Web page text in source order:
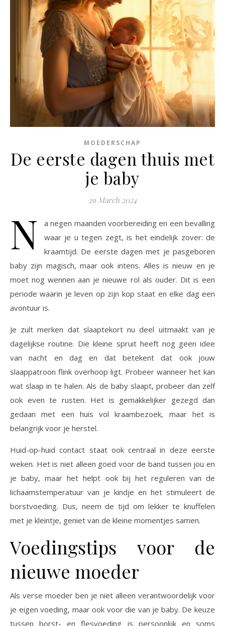
MOEDERSCHAP
De eerste dagen thuis met
je baby
29 March 2024
N
a negen maanden voorbereiding en een bevalling
waar je u tegen zegt, is het eindelijk zover: de
kraamtijd. De eerste dagen met je pasgeboren
baby zijn magisch, maar ook intens. Alles is nieuw en je
moet nog wennen aan je nieuwe rol als ouder. Dit is een
periode waarin je leven op zijn kop staat en elke dag een
avontuur is.
Je zult merken dat slaaptekort nu deel uitmaakt van je
dagelijkse routine. Die kleine spruit heeft nog geen idee
van nacht en dag en dat betekent dat ook jouw
slaappatroon flink overhoop ligt. Probeer wanneer het kan
wat slaap in te halen. Als de baby slaapt, probeer dan zelf
ook even te rusten. Het is gemakkelijker gezegd dan
gedaan met een huis vol kraambezoek, maar het is
belangrijk voor je herstel.
Huid-op-huid contact staat ook centraal in deze eerste
weken. Het is niet alleen goed voor de band tussen jou en
je baby, maar het helpt ook bij het reguleren van de
lichaamstemperatuur van je kindje en het stimuleert de
borstvoeding. Dus, neem de tijd om lekker te knuffelen
met je kleintje, geniet van de kleine momentjes samen.
Voedingstips voor de
nieuwe moeder
Als verse moeder ben je niet alleen verantwoordelijk voor
je eigen voeding, maar ook voor die van je baby. De keuze
tussen borst- en flesvoeding is persoonlijk en soms